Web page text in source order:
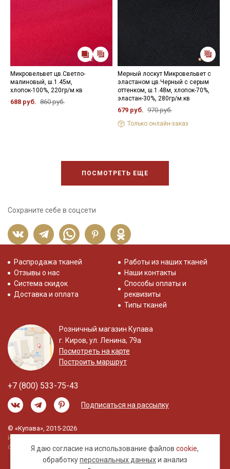
Микровельвет цв.Светло-
малиновый, ш.1.45м,
хлопок-100%, 220гр/м.кв
688 руб. 860 руб.
Мерный лоскут Микровельвет с
эластаном цв.Черный с серым
оттенком, ш.1.48м, хлопок-70%,
эластан-30%, 280гр/м.кв
679 руб. 970 руб.
Только онлайн-заказ
ПОСМОТРЕТЬ ЕЩЕ
Сохраните себе в соцсети
Я даю согласие на использование файловcookie,
обработкуперсональных данныхи анализ
Распродажа тканей
Отзывы о нас
Система скидок
Доставка и оплата
Работы из наших тканей
Наши контакты
Способы оплаты и
реквизиты
Типы тканей
Розничный магазин Купава
г. Киров, ул. Ленина, 79а
Посмотреть на карте
Построить маршрут
+7 (800) 533-75-43
Подписаться на рассылку
© «Купава», 2015-2026
Информация на сайте не является публичной
офертой.